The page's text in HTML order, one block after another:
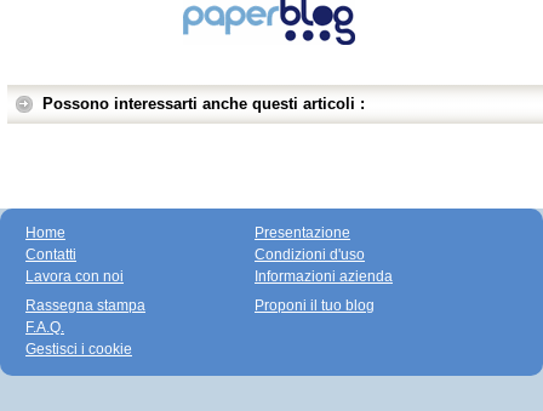
Possono interessarti anche questi articoli :
Home
Contatti
Lavora con noi
Presentazione
Condizioni d'uso
Informazioni azienda
Rassegna stampa
F.A.Q.
Gestisci i cookie
Proponi il tuo blog